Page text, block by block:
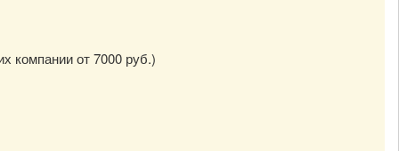
компании от 7000 руб.)